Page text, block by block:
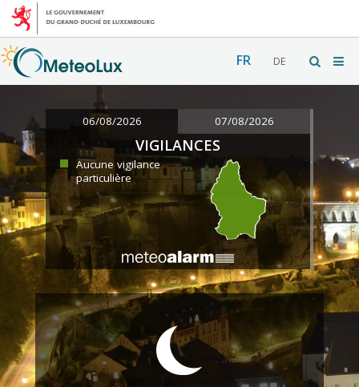
FR DE
06/08/2026 07/08/2026
VIGILANCES
Aucune vigilance
particulière